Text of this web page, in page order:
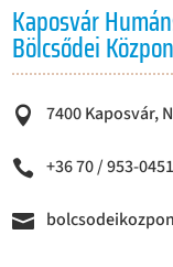
Kaposvár
Bölcsődei
 7400 Kaposvár,
 +36 70 / 953-0451
